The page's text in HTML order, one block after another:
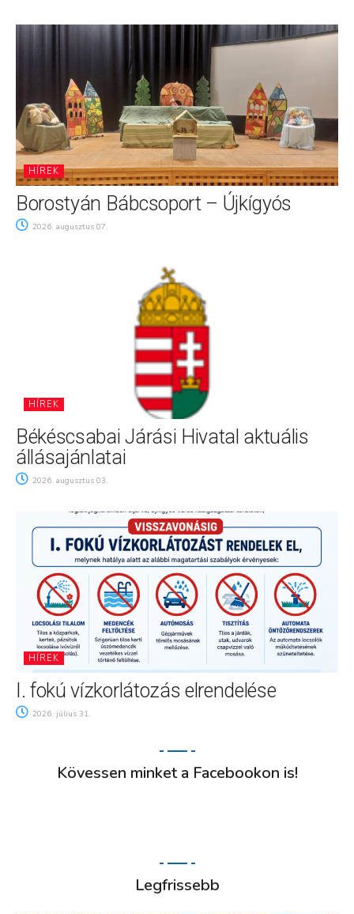
HÍREK
Borostyán Bábcsoport – Újkígyós
2026. augusztus 07.
HÍREK
Békéscsabai Járási Hivatal aktuális
állásajánlatai
2026. augusztus 03.
HÍREK
I. fokú vízkorlátozás elrendelése
2026. július 31.
Kövessen minket a Facebookon is!
Legfrissebb